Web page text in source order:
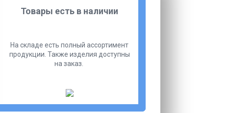
Товары есть в наличии
На складе есть полный ассортимент
продукции. Также изделия доступны
на заказ.